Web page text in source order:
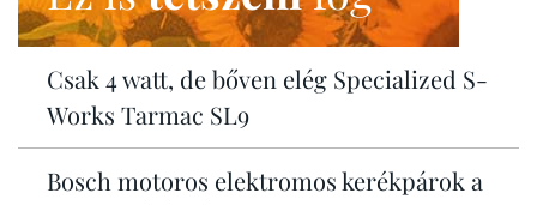
Csak 4 watt, de bőven elég Specialized S-
Works Tarmac SL9
Bosch motoros elektromos kerékpárok a